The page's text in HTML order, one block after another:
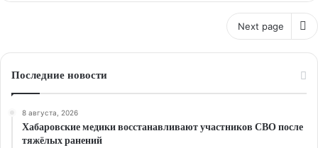
Next page
Последние новости
8 августа, 2026
Хабаровские медики восстанавливают участников СВО после
тяжёлых ранений